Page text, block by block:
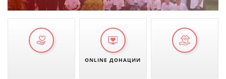
ONLINE ДОНАЦИИ